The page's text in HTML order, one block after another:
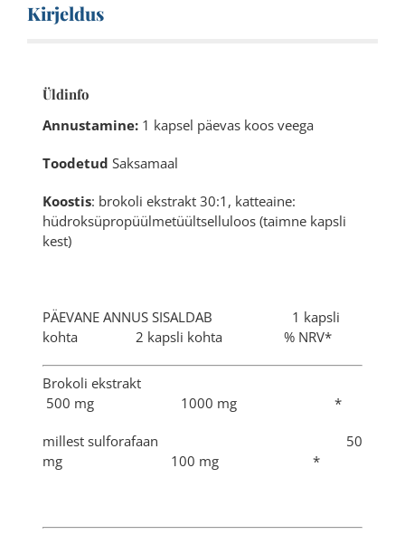
Kirjeldus
Üldinfo
Annustamine:1 kapsel päevas koos veega
Toodetud Saksamaal
Koostis: brokoli ekstrakt 30:1, katteaine:
hüdroksüpropüülmetüültselluloos (taimne kapsli
kest)
PÄEVANE ANNUS SISALDAB 1 kapsli
kohta 2 kapsli kohta % NRV*
Brokoli ekstrakt
500 mg 1000 mg *
millest sulforafaan 50
mg 100 mg *